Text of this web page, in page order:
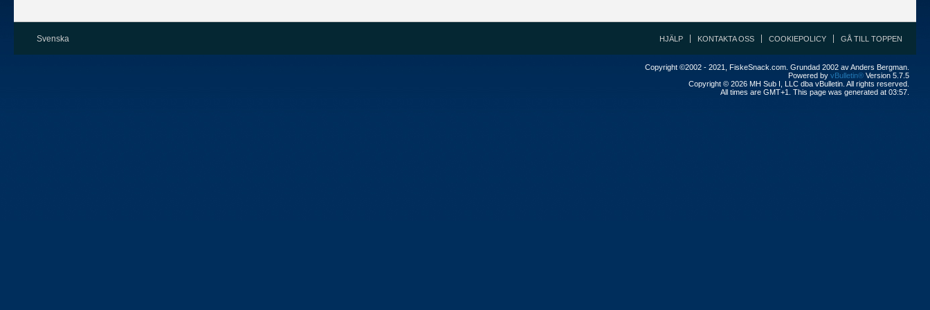
Svenska HJÄLP KONTAKTA OSS COOKIEPOLICY GÅ TILL TOPPEN
Copyright ©2002 - 2021, FiskeSnack.com. Grundad 2002 av Anders Bergman.
Powered by vBulletin® Version 5.7.5
Copyright © 2026 MH Sub I, LLC dba vBulletin. All rights reserved.
All times are GMT+1. This page was generated at 03:57.